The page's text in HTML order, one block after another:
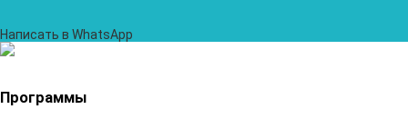
Написать в WhatsApp
Программы